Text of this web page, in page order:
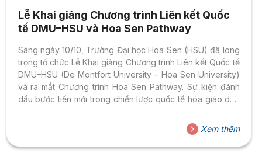
Lễ Khai giảng Chương trình Liên kết Quốc
tế DMU–HSU và Hoa Sen Pathway
Sáng ngày 10/10, Trường Đại học Hoa Sen (HSU) đã long
trọng tổ chức Lễ Khai giảng Chương trình Liên kết Quốc tế
DMU–HSU (De Montfort University – Hoa Sen University)
và ra mắt Chương trình Hoa Sen Pathway. Sự kiện đánh
dấu bước tiến mới trong chiến lược quốc tế hóa giáo dục
quốc tế cho sinh viên Việt Nam. Gắn kết, hội nhập và phát
triển toàn cầu Tham dự buổi lễ có TS. Hồ Thị Mỹ Linh –
Viện trưởng Viện Đào tạo và...
Xem thêm